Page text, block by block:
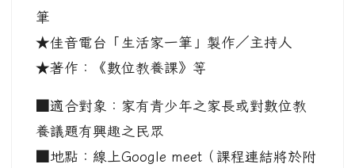
筆
★佳音電台「生活家一筆」製作／主持人
★著作：《數位教養課》等
■適合對象：家有青少年之家長或對數位教
養議題有興趣之民眾
■地點：線上Google meet（課程連結將於附